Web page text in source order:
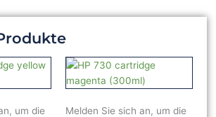
um die
Melden Sie sich an, um die